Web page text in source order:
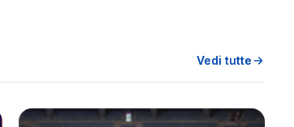
Vedi tutte